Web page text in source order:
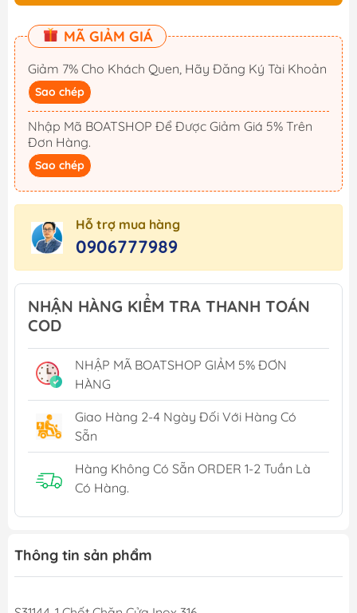
MÃ GIẢM GIÁ
Giảm 7% Cho Khách Quen, Hãy Đăng Ký Tài Khoản
Sao chép
Nhập Mã BOATSHOP Để Được Giảm Giá 5% Trên
Đơn Hàng.
Sao chép
Hỗ trợ mua hàng
0906777989
NHẬN HÀNG KIỂM TRA THANH TOÁN
COD
NHẬP MÃ BOATSHOP GIẢM 5% ĐƠN
HÀNG
Giao Hàng 2-4 Ngày Đối Với Hàng Có
Sẵn
Hàng Không Có Sẵn ORDER 1-2 Tuần Là
Có Hàng.
Thông tin sản phẩm